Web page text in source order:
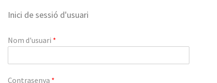
Inici de sessió d'usuari
Nom d'usuari *
Contrasenya *